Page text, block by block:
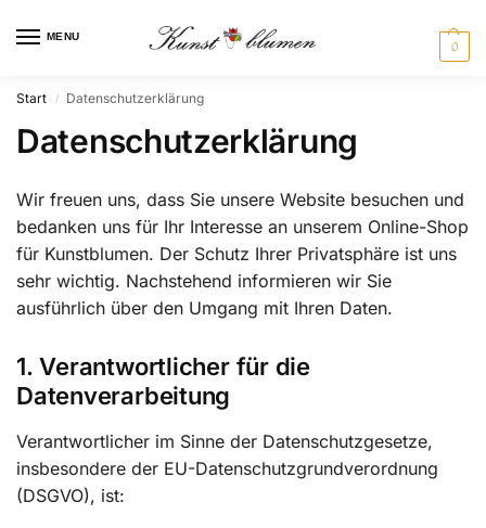
MENU
0
Start / Datenschutzerklärung
Datenschutzerklärung
Wir freuen uns, dass Sie unsere Website besuchen und
bedanken uns für Ihr Interesse an unserem Online-Shop
für Kunstblumen. Der Schutz Ihrer Privatsphäre ist uns
sehr wichtig. Nachstehend informieren wir Sie
ausführlich über den Umgang mit Ihren Daten.
1. Verantwortlicher für die
Datenverarbeitung
Verantwortlicher im Sinne der Datenschutzgesetze,
insbesondere der EU-Datenschutzgrundverordnung
(DSGVO), ist: